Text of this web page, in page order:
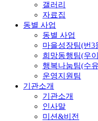
갤러리
자료집
동별 사업
동별 사업
마을성장팀(번3
희망동행팀(우
행복나눔팀(수
운영지원팀
기관소개
기관소개
인사말
미션&비전